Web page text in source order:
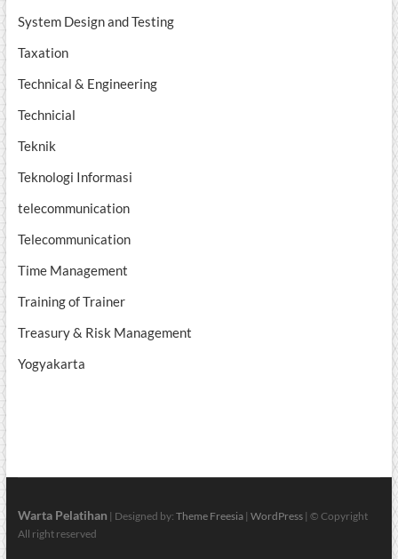
System Design and Testing
Taxation
Technical & Engineering
Technicial
Teknik
Teknologi Informasi
telecommunication
Telecommunication
Time Management
Training of Trainer
Treasury & Risk Management
Yogyakarta
Warta Pelatihan | Designed by: Theme Freesia| WordPress| © Copyright
All right reserved